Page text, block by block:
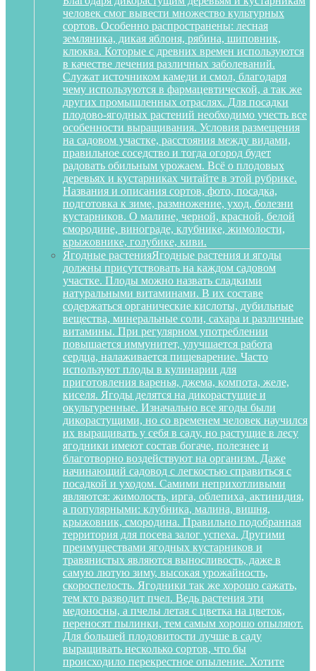
человек смог вывести множество культурных
сортов. Особенно распространены: лесная
земляника, дикая яблоня, рябина, шиповник,
клюква. Которые с древних времен используются
в качестве лечения различных заболеваний.
Служат источником камеди и смол, благодаря
чему используются в фармацевтической, а так же
других промышленных отраслях. Для посадки
плодово-ягодных растений необходимо учесть все
особенности выращивания. Условия размещения
на садовом участке, расстояния между видами,
правильное соседство и тогда огород будет
радовать обильным урожаем. Всё о плодовых
деревьях и кустарниках читайте в этой рубрике.
Названия и описания сортов, фото, посадка,
подготовка к зиме, размножение, уход, болезни
кустарников. О малине, черной, красной, белой
смородине, винограде, клубнике, жимолости,
крыжовнике, голубике, киви.
Ягодные растенияЯгодные растения и ягоды
должны присутствовать на каждом садовом
участке. Плоды можно назвать сладкими
натуральными витаминами. В их составе
содержаться органические кислоты, дубильные
вещества, минеральные соли, сахара и различные
витамины. При регулярном употреблении
повышается иммунитет, улучшается работа
сердца, налаживается пищеварение. Часто
используют плоды в кулинарии для
приготовления варенья, джема, компота, желе,
киселя. Ягоды делятся на дикорастущие и
окультуренные. Изначально все ягоды были
дикорастущими, но со временем человек научился
их выращивать у себя в саду, но растущие в лесу
ягодники имеют состав богаче, полезнее и
благотворно воздействуют на организм. Даже
начинающий садовод с легкостью справиться с
посадкой и уходом. Самими неприхотливыми
являются: жимолость, ирга, облепиха, актинидия,
а популярными: клубника, малина, вишня,
крыжовник, смородина. Правильно подобранная
территория для посева залог успеха. Другими
преимуществами ягодных кустарников и
травянистых являются выносливость, даже в
самую лютую зиму, высокая урожайность,
скороспелость. Ягодники так же хорошо сажать,
тем кто разводит пчел. Ведь растения эти
медоносны, а пчелы летая с цветка на цветок,
переносят пылинки, тем самым хорошо опыляют.
Для большей плодовитости лучше в саду
выращивать несколько сортов, что бы
происходило перекрестное опыление. Хотите